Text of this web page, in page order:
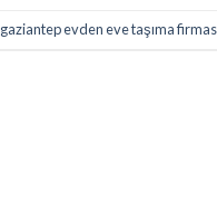
gaziantep evden eve taşıma